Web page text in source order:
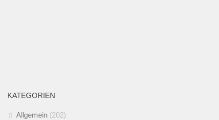
KATEGORIEN
Allgemein (202)